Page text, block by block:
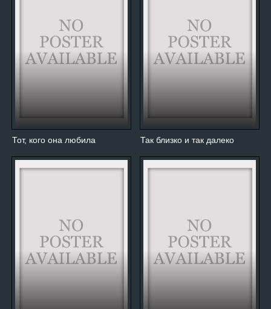
Тот, кого она любила Так близко и так далеко